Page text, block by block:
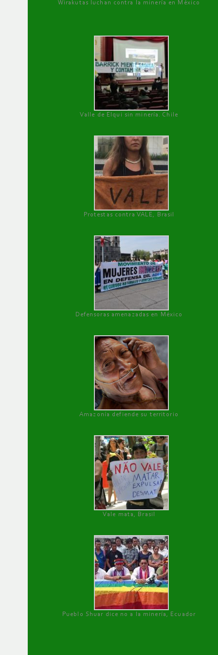
Wirakutas luchan contra la minería en México
Valle de Elqui sin minería. Chile
Protestas contra VALE, Brasil
Defensoras amenazadas en México
Amazonía defiende su territorio
Vale mata, Brasil
Pueblo Shuar dice no a la minería, Ecuador